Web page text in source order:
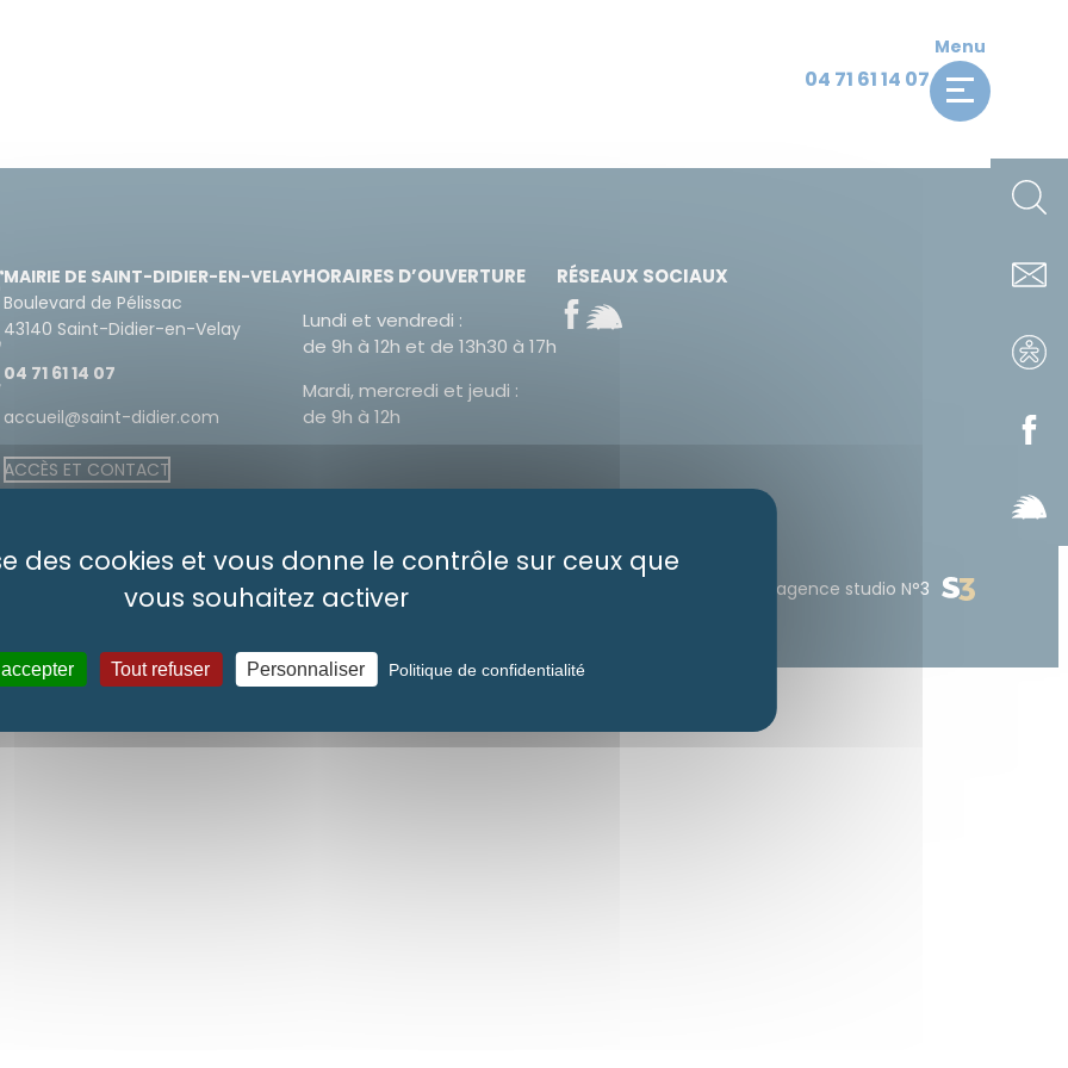
04 71 61 14 07
Menu
MAIRIE DE SAINT-DIDIER-EN-VELAY
Boulevard de Pélissac
43140 Saint-Didier-en-Velay
04 71 61 14 07
accueil@saint-didier.com
ACCÈS ET CONTACT
HORAIRES D’OUVERTURE
Lundi et vendredi :
de 9h à 12h et de 13h30 à 17h
Mardi, mercredi et jeudi :
de 9h à 12h
RÉSEAUX SOCIAUX
Politique de confidentialité Gérer les cookies agence studio N°3
des cookies et vous donne le contrôle sur ceux que
vous souhaitez activer
Tout refuser Personnaliser Politique de confidentialité